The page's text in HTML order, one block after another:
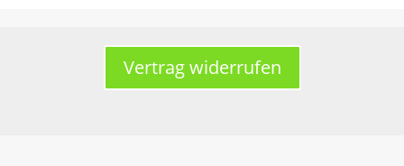
Vertrag widerrufen